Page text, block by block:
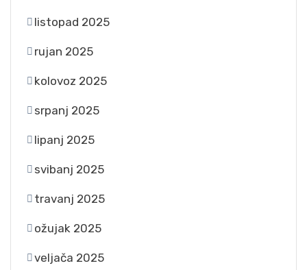
listopad 2025
rujan 2025
kolovoz 2025
srpanj 2025
lipanj 2025
svibanj 2025
travanj 2025
ožujak 2025
veljača 2025